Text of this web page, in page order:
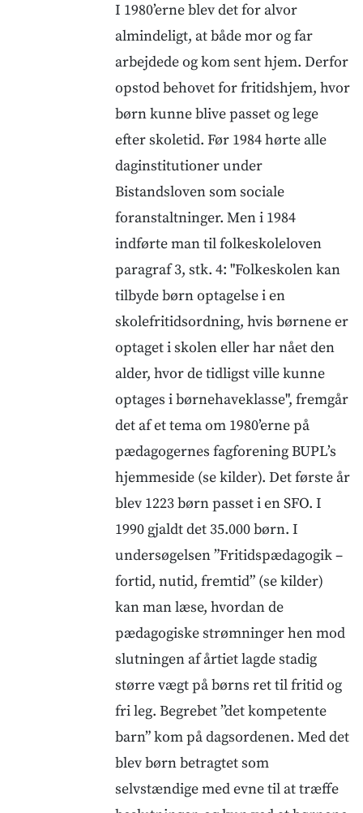
I 1980’erne blev det for alvor
almindeligt, at både mor og far
arbejdede og kom sent hjem. Derfor
opstod behovet for fritidshjem, hvor
børn kunne blive passet og lege
efter skoletid. Før 1984 hørte alle
daginstitutioner under
Bistandsloven som sociale
foranstaltninger. Men i 1984
indførte man til folkeskoleloven
paragraf 3, stk. 4: "Folkeskolen kan
tilbyde børn optagelse i en
skolefritidsordning, hvis børnene er
optaget i skolen eller har nået den
alder, hvor de tidligst ville kunne
optages i børnehaveklasse", fremgår
det af et tema om 1980’erne på
pædagogernes fagforening BUPL’s
hjemmeside (se kilder). Det første år
blev 1223 børn passet i en SFO. I
1990 gjaldt det 35.000 børn. I
undersøgelsen ”Fritidspædagogik –
fortid, nutid, fremtid” (se kilder)
kan man læse, hvordan de
pædagogiske strømninger hen mod
slutningen af årtiet lagde stadig
større vægt på børns ret til fritid og
fri leg. Begrebet ”det kompetente
barn” kom på dagsordenen. Med det
blev børn betragtet som
selvstændige med evne til at træffe